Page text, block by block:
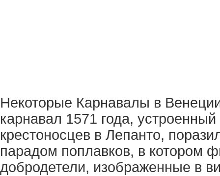
Некоторые Карнавалы в
карнавал 1571 года,
крестоносцев в Лепанто,
парадом поплавков, в котором
добродетели, изображенные в